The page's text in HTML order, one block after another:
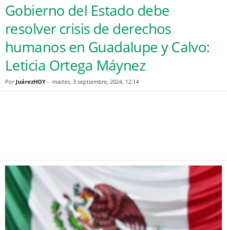
Gobierno del Estado debe
resolver crisis de derechos
humanos en Guadalupe y Calvo:
Leticia Ortega Máynez
Por JuárezHOY - martes, 3 septiembre, 2024, 12:14